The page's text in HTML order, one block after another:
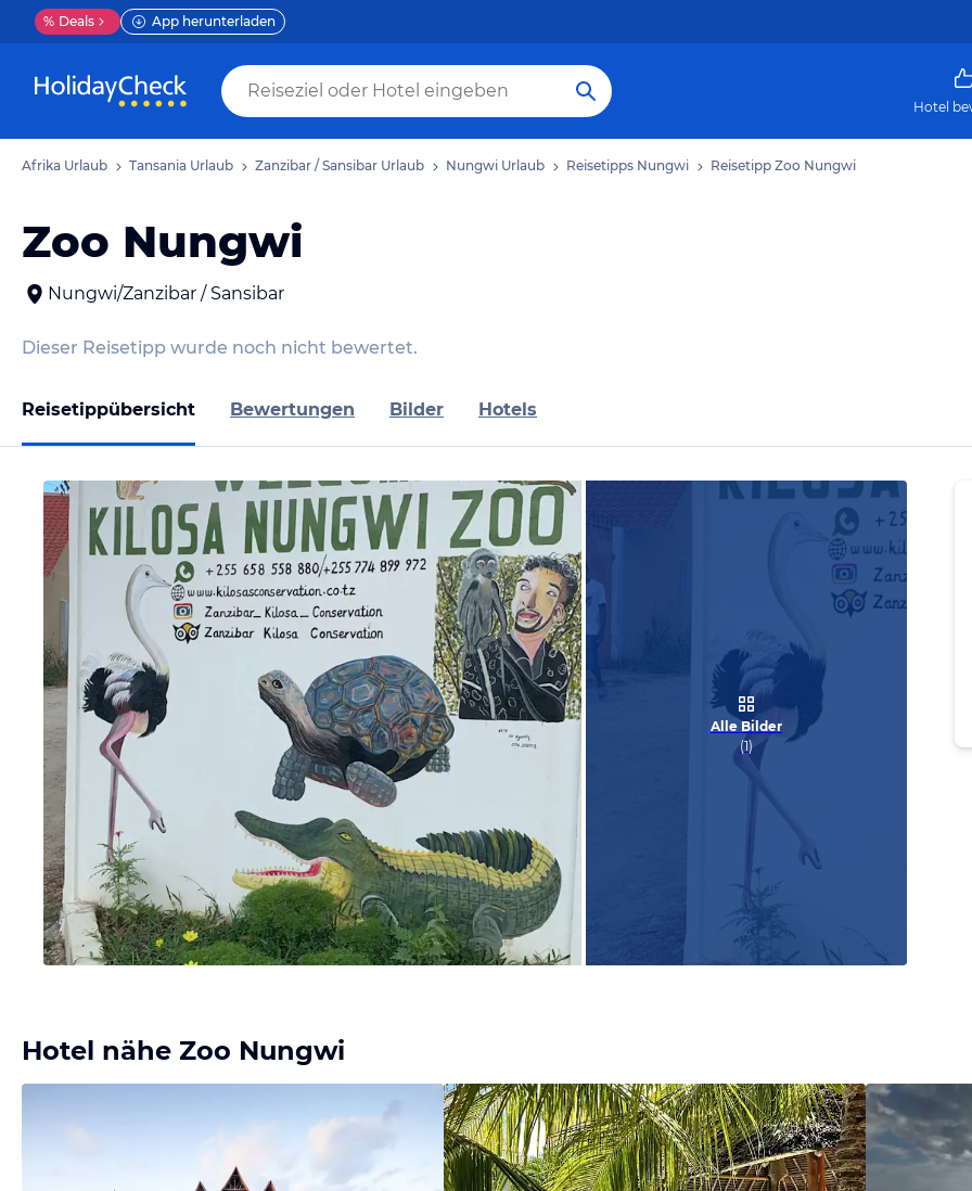
% Deals App herunterladen
Hotel
Afrika Urlaub Tansania Urlaub Zanzibar / Sansibar Urlaub Nungwi Urlaub Reisetipps Nungwi Reisetipp Zoo Nungwi
Zoo Nungwi
Nungwi/Zanzibar / Sansibar
Dieser Reisetipp wurde noch nicht bewertet.
Reisetippübersicht Bewertungen Bilder Hotels
Alle Bilder
(1)
Hotel nähe Zoo Nungwi